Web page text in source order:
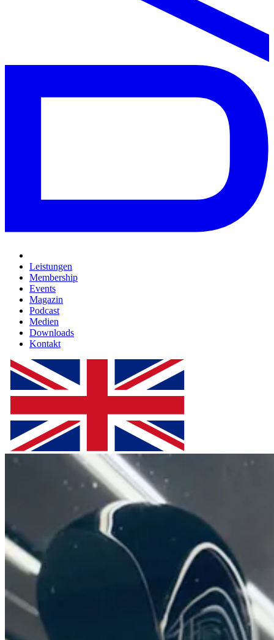
Leistungen
Membership
Events
Magazin
Podcast
Medien
Downloads
Kontakt